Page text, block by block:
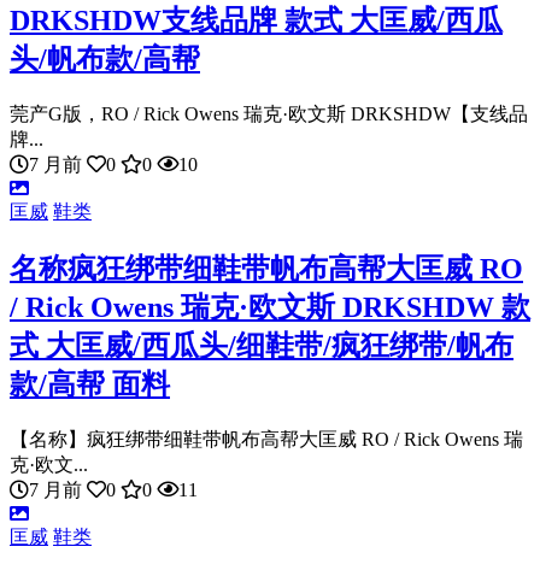
DRKSHDW支线品牌 款式 大匡威/西瓜
头/帆布款/高帮
莞产G版，RO / Rick Owens 瑞克·欧文斯 DRKSHDW【支线品
牌...
7 月前
0 0 10
匡威 鞋类
名称疯狂绑带细鞋带帆布高帮大匡威 RO
/ Rick Owens 瑞克·欧文斯 DRKSHDW 款
式 大匡威/西瓜头/细鞋带/疯狂绑带/帆布
款/高帮 面料
【名称】疯狂绑带细鞋带帆布高帮大匡威 RO / Rick Owens 瑞
克·欧文...
7 月前
0 0 11
匡威 鞋类